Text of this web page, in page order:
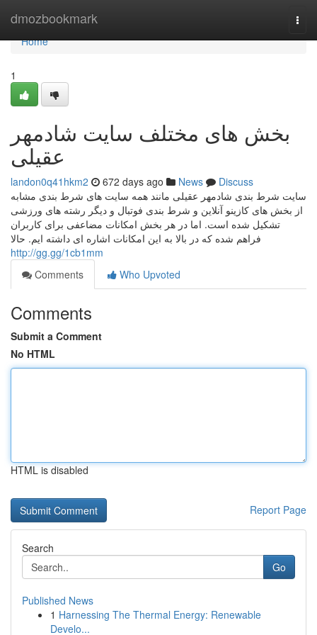
dmozbookmark
Home
Home
1
بخش های مختلف سایت شادمهر
عقیلی
landon0q41hkm2 672 days ago News
Discuss
سایت شرط بندی شادمهر عقیلی مانند همه سایت های شرط بندی مشابه
از بخش های کازینو آنلاین و شرط بندی فوتبال و دیگر رشته های ورزشی
تشکیل شده است. اما در هر بخش امکانات مضاعفی برای کاربران
فراهم شده که در بالا به این امکانات اشاره ای داشته ایم. حالا
http://gg.gg/1cb1mm
Comments
Who Upvoted
Comments
Submit a Comment
No HTML
HTML is disabled
Report Page
Search
Go
Published News
1 Harnessing The Thermal Energy: Renewable
Develo...